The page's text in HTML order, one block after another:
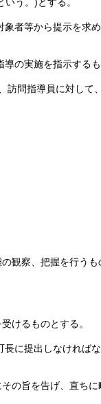
象者等から提示を求
導の実施を指示するも
訪問指導員に対して
観察、把握を行うも
けるものとする。
長に提出しなければな
の旨を告げ、直ち